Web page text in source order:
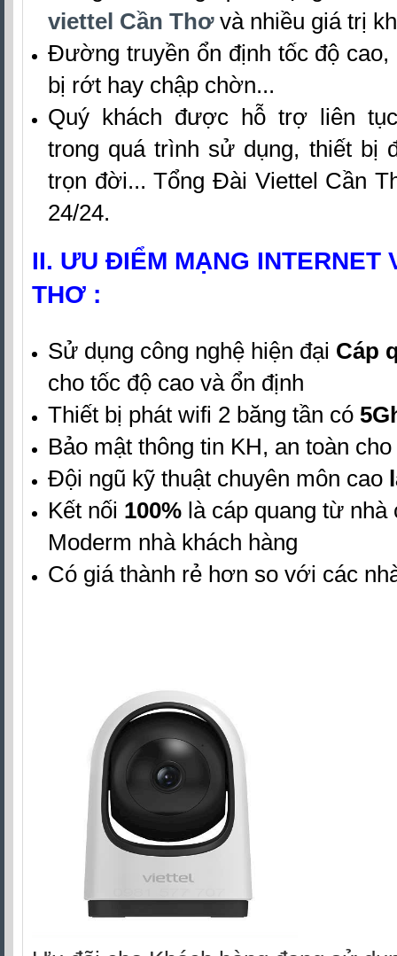
viettel Cần Thơvà nhiều giá trị
Đường truyền ổn định tốc độ cao,
bị rớt hay chập chờn...
Quý khách được hỗ trợ liên
trong quá trình sử dụng, thiết bị
trọn đời... Tổng Đài Viettel Cần
24/24.
II. ƯU ĐIỂM MẠNG INTERNET
THƠ :
Sử dụng công nghệ hiện đại Cáp
cho tốc độ cao và ổn định
Thiết bị phát wifi 2 băng tần có
Bảo mật thông tin KH, an toàn
Đội ngũ kỹ thuật chuyên môn cao
Kết nối 100% là cáp quang từ nhà
Moderm nhà khách hàng
Có giá thành rẻ hơn so với các